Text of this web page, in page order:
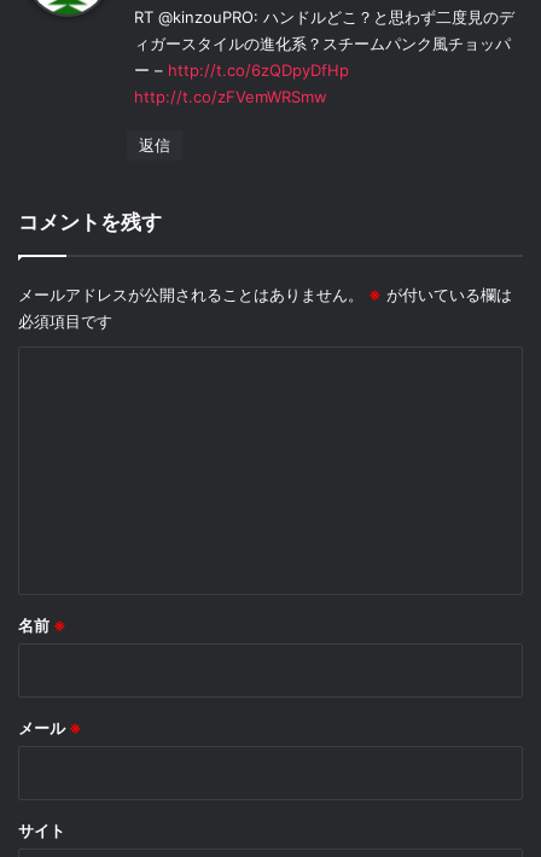
RT @kinzouPRO: ハンドルどこ？と思わず二度見のデ
ィガースタイルの進化系？スチームパンク風チョッパ
ー – http://t.co/6zQDpyDfHp
http://t.co/zFVemWRSmw
返信
コメントを残す
メールアドレスが公開されることはありません。 ※ が付いている欄は
必須項目です
名前 ※
メール※
サイト